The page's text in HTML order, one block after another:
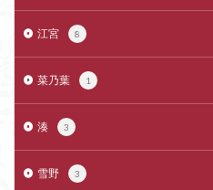
江宮 8
菜乃葉 1
湊 3
雪野 3